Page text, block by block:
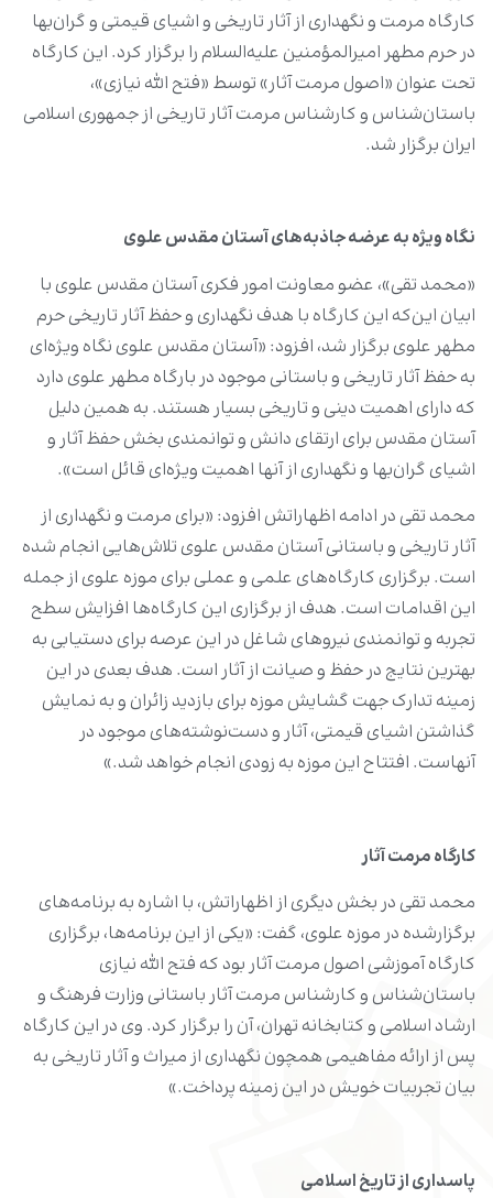
کارگاه مرمت و نگهداری از آثار تاریخی و اشیای قیمتی و گران‌بها
در حرم مطهر امیرالمؤمنین علیه‌السلام را برگزار کرد. این کارگاه
تحت عنوان «اصول مرمت آثار» توسط «فتح الله نیازی»،
باستان‌شناس و کارشناس مرمت آثار تاریخی از جمهوری اسلامی
ایران برگزار شد.
نگاه ویژه به عرضه جاذبه‌های آستان مقدس علوی
«محمد تقی»، عضو معاونت امور فکری آستان مقدس علوی با
ابیان این‌که این کارگاه با هدف نگهداری و حفظ آثار تاریخی حرم
مطهر علوی برگزار شد، افزود: «آستان مقدس علوی نگاه ویژه‌ای
به حفظ آثار تاریخی و باستانی موجود در بارگاه مطهر علوی دارد
که دارای اهمیت دینی و تاریخی بسیار هستند. به همین دلیل
آستان مقدس برای ارتقای دانش و توانمندی بخش حفظ آثار و
اشیای گران‌بها و نگهداری از آنها اهمیت ویژه‌ای قائل است».
محمد تقی در ادامه اظهاراتش افزود: «برای مرمت و نگهداری از
آثار تاریخی و باستانی آستان مقدس علوی تلاش‌هایی انجام شده
است. برگزاری کارگاه‌های علمی و عملی برای موزه علوی از جمله
این اقدامات است. هدف از برگزاری این کارگاه‌ها افزایش سطح
تجربه و توانمندی نیروهای شاغل در این عرصه برای دستیابی به
بهترین نتایج در حفظ و صیانت از آثار است. هدف بعدی در این
زمینه تدارک جهت گشایش موزه برای بازدید زائران و به نمایش
گذاشتن اشیای قیمتی، آثار و دست‌نوشته‌های موجود در
آنهاست. افتتاح این موزه به زودی انجام خواهد شد.»
کارگاه مرمت آثار
محمد تقی در بخش دیگری از اظهاراتش، با اشاره به برنامه‌های
برگزارشده در موزه علوی، گفت: «یکی از این برنامه‌ها، برگزاری
کارگاه آموزشی اصول مرمت آثار بود که فتح الله نیازی
باستان‌شناس و کارشناس مرمت آثار باستانی وزارت فرهنگ و
ارشاد اسلامی و کتابخانه تهران، آن را برگزار کرد. وی در این کارگاه
پس از ارائه مفاهیمی همچون نگهداری از میراث و آثار تاریخی به
بیان تجربیات خویش در این زمینه پرداخت.»
پاسداری از تاریخ اسلامی